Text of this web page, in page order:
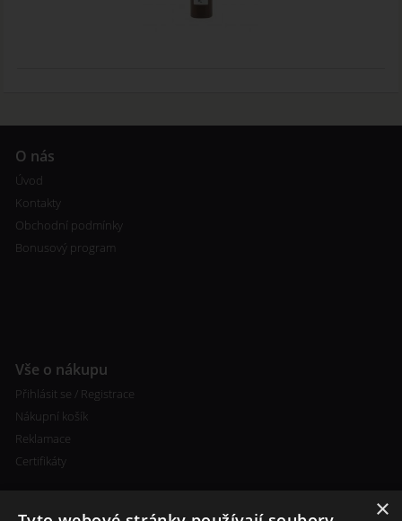
O nás
Úvod
Kontakty
Obchodní podmínky
Bonusový program
Vše o nákupu
Přihlásit se / Registrace
Nákupní košík
Reklamace
Certifikáty
×